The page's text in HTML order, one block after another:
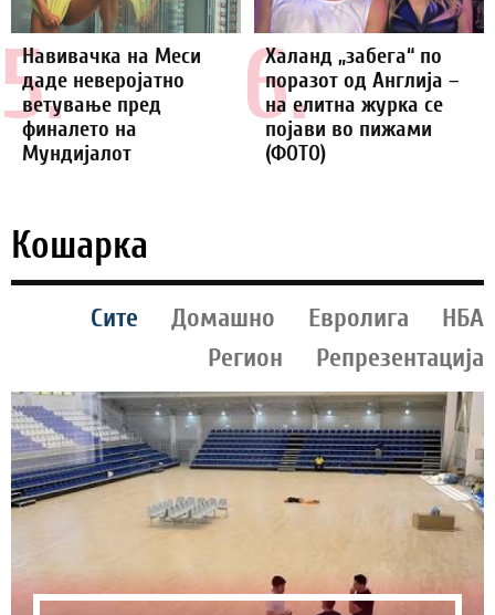
5.
Навивачка на Меси
даде неверојатно
ветување пред
финалето на
Мундијалот
6.
Халанд „забега“ по
поразот од Англија –
на елитна журка се
појави во пижами
(ФОТО)
Кошарка
Сите Домашно Евролига
НБА
Регион
Репрезентација